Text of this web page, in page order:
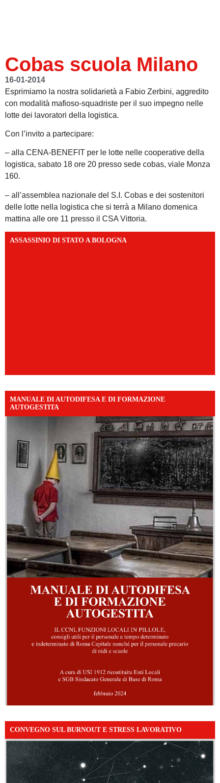
Cobas scuola Milano
16-01-2014
Esprimiamo la nostra solidarietà a Fabio Zerbini, aggredito
con modalità mafioso-squadriste per il suo impegno nelle
lotte dei lavoratori della logistica.
Con l’invito a partecipare:
– alla CENA-BENEFIT per le lotte nelle cooperative della
logistica, sabato 18 ore 20 presso sede cobas, viale Monza
160.
– all’assemblea nazionale del S.I. Cobas e dei sostenitori
delle lotte nella logistica che si terrà a Milano domenica
mattina alle ore 11 presso il CSA Vittoria.
ASSASSINIO DI STATO A BOLOGNA
MANUALE DI AUTODIFESA E DI FORMAZIONE
AUTOGESTITA
CONVEGNO SUL BURNOUT E STRESS LAVORATIVO